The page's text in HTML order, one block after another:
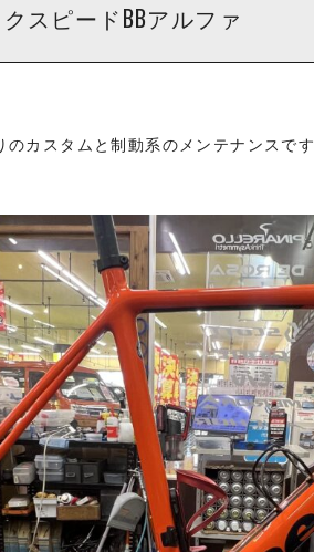
スピードBBアルファ
のカスタムと制動系のメンテナンスです